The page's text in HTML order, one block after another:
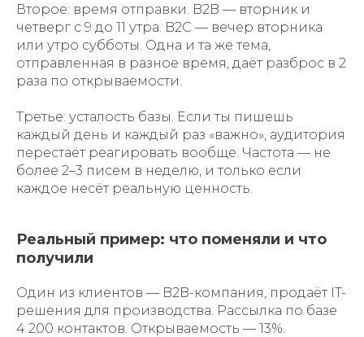
Второе: время отправки. B2B — вторник и
четверг с 9 до 11 утра. B2C — вечер вторника
или утро субботы. Одна и та же тема,
отправленная в разное время, даёт разброс в 2
раза по открываемости.
Третье: усталость базы. Если ты пишешь
каждый день и каждый раз «важно», аудитория
перестаёт реагировать вообще. Частота — не
более 2–3 писем в неделю, и только если
каждое несёт реальную ценность.
Реальный пример: что поменяли и что
получили
Один из клиентов — B2B-компания, продаёт IT-
решения для производства. Рассылка по базе
4 200 контактов. Открываемость — 13%.